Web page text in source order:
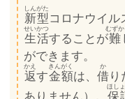
新型
しんがた
コロナウイル
生活
せいかつ
することが難
むずか
ができます。
返
かえ
す金額
きんがく
は、借
か
り
ほし